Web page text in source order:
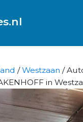
/Westzaan /
in